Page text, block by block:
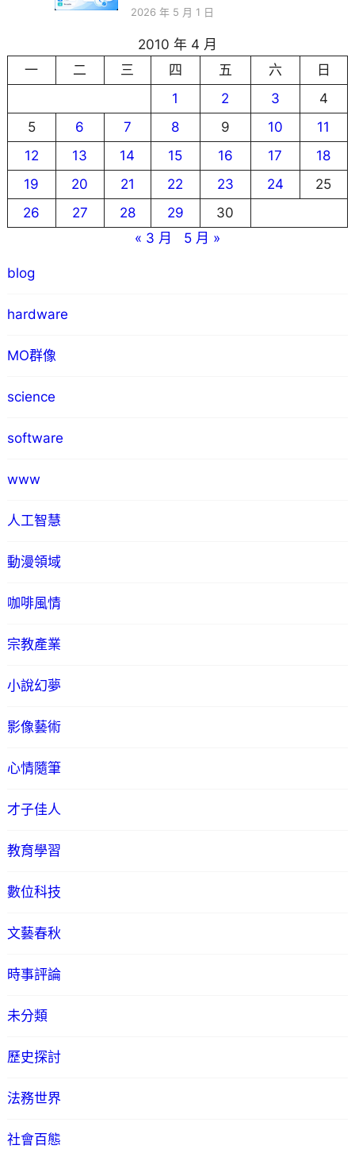
2026 年 5 月 1 日
2010 年 4 月
一
二 三 四 五 六
日
1
2 3
4
5
6 7 8 9 10
11
12
13 14 15 16 17
18
19
20 21 22 23 24
25
26
27 28 29
30
« 3 月
5 月 »
blog
hardware
MO群像
science
software
www
人工智慧
動漫領域
咖啡風情
宗教產業
小說幻夢
影像藝術
心情隨筆
才子佳人
教育學習
數位科技
文藝春秋
時事評論
未分類
歷史探討
法務世界
社會百態